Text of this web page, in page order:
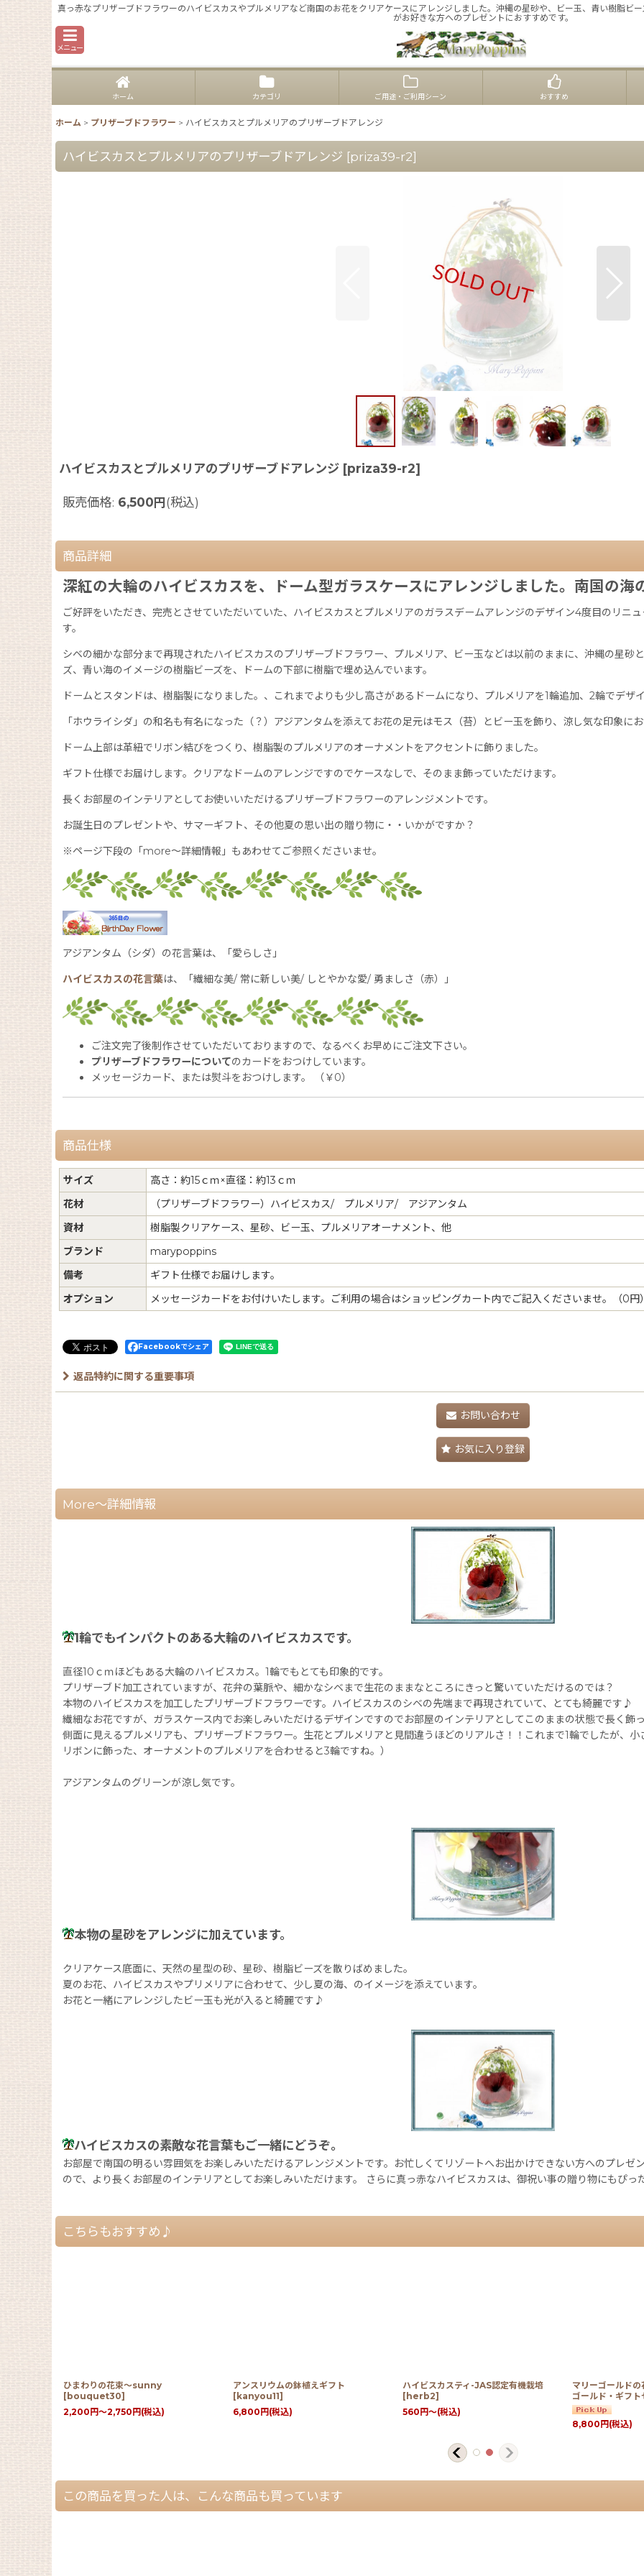
真っ赤なプリザーブドフラワーのハイビスカスやプルメリアなど南国のお花をクリアケースにアレンジしました。沖縄の星砂や、ビー玉、青い樹脂ビ
がお好きな方へのプレゼントにおすすめです。
メニュー
ホーム カテゴリ ご用途・ご利用シーン おすすめ
ホーム > プリザーブドフラワー > ハイビスカスとプルメリアのプリザーブドアレンジ
ハイビスカスとプルメリアのプリザーブドアレンジ [priza39-r2]
ハイビスカスとプルメリアのプリザーブドアレンジ [priza39-r2]
販売価格: 6,500円(税込)
商品詳細
深紅の大輪のハイビスカスを、ドーム型ガラスケースにアレンジしました。南国の海
ご好評をいただき、完売とさせていただいていた、ハイビスカスとプルメリアのガラスデームアレンジのデザイン4度目のリニ
す。
シベの細かな部分まで再現されたハイビスカスのプリザーブドフラワー、プルメリア、ビー玉などは以前のままに、沖縄の星砂
ズ、青い海のイメージの樹脂ビーズを、ドームの下部に樹脂で埋め込んでいます。
ドームとスタンドは、樹脂製になりました。、これまでよりも少し高さがあるドームになり、プルメリアを1輪追加、2輪でデザ
「ホウライシダ」の和名も有名になった（？）アジアンタムを添えてお花の足元はモス（苔）とビー玉を飾り、涼し気な印象に
ドーム上部は革紐でリボン結びをつくり、樹脂製のプルメリアのオーナメントをアクセントに飾りました。
ギフト仕様でお届けします。クリアなドームのアレンジですのでケースなしで、そのまま飾っていただけます。
長くお部屋のインテリアとしてお使いいただけるプリザーブドフラワーのアレンジメントです。
お誕生日のプレゼントや、サマーギフト、その他夏の思い出の贈り物に・・いかがですか？
※ページ下段の「more〜詳細情報」もあわせてご参照くださいませ。
アジアンタム（シダ）の花言葉は、「愛らしさ」
ハイビスカスの花言葉は、「繊細な美/ 常に新しい美/ しとやかな愛/ 勇ましさ（赤）」
ご注文完了後制作させていただいておりますので、なるべくお早めにご注文下さい。
プリザーブドフラワーについてのカードをおつけしています。
メッセージカード、または熨斗をおつけします。 （￥0）
商品仕様
サイズ
高さ：約15ｃｍ×直径：約13ｃｍ
花材
（プリザーブドフラワー）ハイビスカス/ プルメリア/ アジアンタム
資材
樹脂製クリアケース、星砂、ビー玉、プルメリアオーナメント、他
ブランド
marypoppins
備考
ギフト仕様でお届けします。
オプション
メッセージカードをお付けいたします。ご利用の場合はショッピングカート内でご記入くださいませ。（0円
Facebookでシェア
返品特約に関する重要事項
お問い合わせ
お気に入り登録
More～詳細情報
1輪でもインパクトのある大輪のハイビスカスです。
直径10ｃｍほどもある大輪のハイビスカス。1輪でもとても印象的です。
プリザーブド加工されていますが、花弁の葉脈や、細かなシベまで生花のままなところにきっと驚いていただけるのでは？
本物のハイビスカスを加工したプリザーブドフラワーです。ハイビスカスのシベの先端まで再現されていて、とても綺麗です♪
繊細なお花ですが、ガラスケース内でお楽しみいただけるデザインですのでお部屋のインテリアとしてこのままの状態で長く飾
側面に見えるプルメリアも、プリザーブドフラワー。生花とプルメリアと見間違うほどのリアルさ！！これまで1輪でしたが、
リボンに飾った、オーナメントのプルメリアを合わせると3輪ですね。）
アジアンタムのグリーンが涼し気です。
本物の星砂をアレンジに加えています。
クリアケース底面に、天然の星型の砂、星砂、樹脂ビーズを散りばめました。
夏のお花、ハイビスカスやプリメリアに合わせて、少し夏の海、のイメージを添えています。
お花と一緒にアレンジしたビー玉も光が入ると綺麗です♪
ハイビスカスの素敵な花言葉もご一緒にどうぞ。
お部屋で南国の明るい雰囲気をお楽しみいただけるアレンジメントです。お忙しくてリゾートへお出かけできない方へのプレ
ので、より長くお部屋のインテリアとしてお楽しみいただけます。 さらに真っ赤なハイビスカスは、御祝い事の贈り物にもぴ
こちらもおすすめ♪
ひまわりの花束〜sunny
[ bouquet30]
2,200 円～2,750 円 (税込)
アンスリウムの鉢植えギフト
[ kanyou11]
6,800 円 (税込)
ハイビスカスティ-JAS認定有機栽培
[ herb2]
560 円～(税込)
マリーゴールド
ゴールド・ギフト
8,800 円 (税込)
この商品を買った人は、こんな商品も買っています